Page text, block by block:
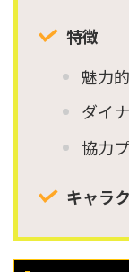
特徴
魅力
ダイ
協力
キャラ